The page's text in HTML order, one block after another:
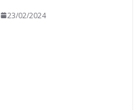
23/02/2024